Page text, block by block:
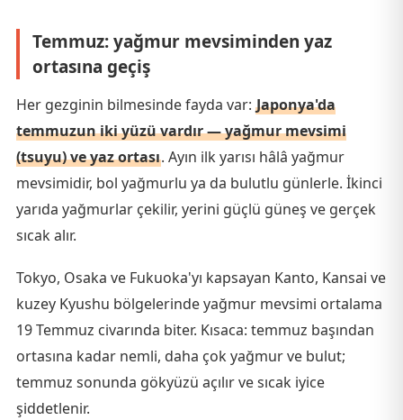
Temmuz: yağmur mevsiminden yaz
ortasına geçiş
Her gezginin bilmesinde fayda var: Japonya'da
temmuzun iki yüzü vardır — yağmur mevsimi
(tsuyu) ve yaz ortası. Ayın ilk yarısı hâlâ yağmur
mevsimidir, bol yağmurlu ya da bulutlu günlerle. İkinci
yarıda yağmurlar çekilir, yerini güçlü güneş ve gerçek
sıcak alır.
Tokyo, Osaka ve Fukuoka'yı kapsayan Kanto, Kansai ve
kuzey Kyushu bölgelerinde yağmur mevsimi ortalama
19 Temmuz civarında biter. Kısaca: temmuz başından
ortasına kadar nemli, daha çok yağmur ve bulut;
temmuz sonunda gökyüzü açılır ve sıcak iyice
şiddetlenir.